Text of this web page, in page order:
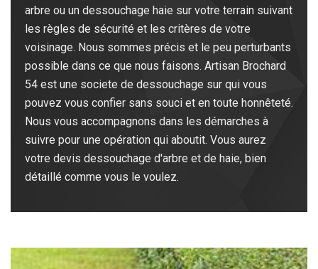
arbre ou un dessouchage haie sur votre terrain suivant
les règles de sécurité et les critères de votre
voisinage. Nous sommes précis et le peu perturbants
possible dans ce que nous faisons. Artisan Brochard
54 est une societe de dessouchage sur qui vous
pouvez vous confier sans souci et en toute honnêteté.
Nous vous accompagnons dans les démarches à
suivre pour une opération qui aboutit. Vous aurez
votre devis dessouchage d'arbre et de haie, bien
détaillé comme vous le voulez.